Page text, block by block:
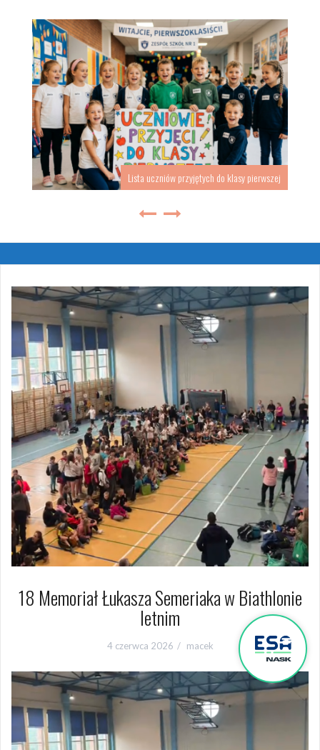
Lista uczniów przyjętych do klasy pierwszej
18 Memoriał Łukasza Semeriaka w Biathlonie
letnim
4 czerwca 2026 macek